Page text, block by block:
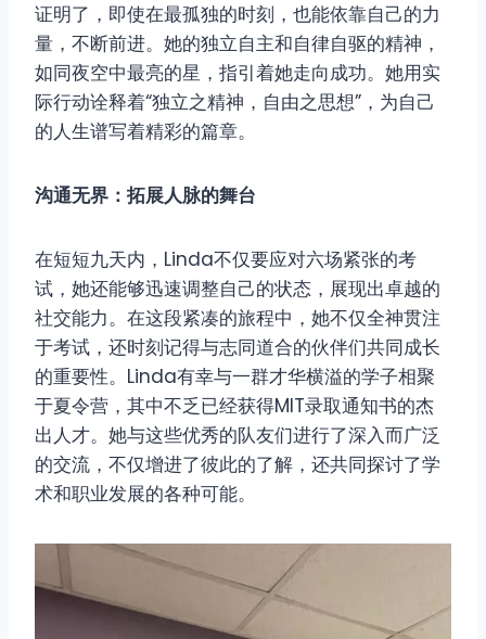
证明了，即使在最孤独的时刻，也能依靠自己的力
量，不断前进。她的独立自主和自律自驱的精神，
如同夜空中最亮的星，指引着她走向成功。她用实
际行动诠释着“独立之精神，自由之思想”，为自己
的人生谱写着精彩的篇章。
沟通无界：拓展人脉的舞台
在短短九天内，Linda不仅要应对六场紧张的考
试，她还能够迅速调整自己的状态，展现出卓越的
社交能力。在这段紧凑的旅程中，她不仅全神贯注
于考试，还时刻记得与志同道合的伙伴们共同成长
的重要性。Linda有幸与一群才华横溢的学子相聚
于夏令营，其中不乏已经获得MIT录取通知书的杰
出人才。她与这些优秀的队友们进行了深入而广泛
的交流，不仅增进了彼此的了解，还共同探讨了学
术和职业发展的各种可能。